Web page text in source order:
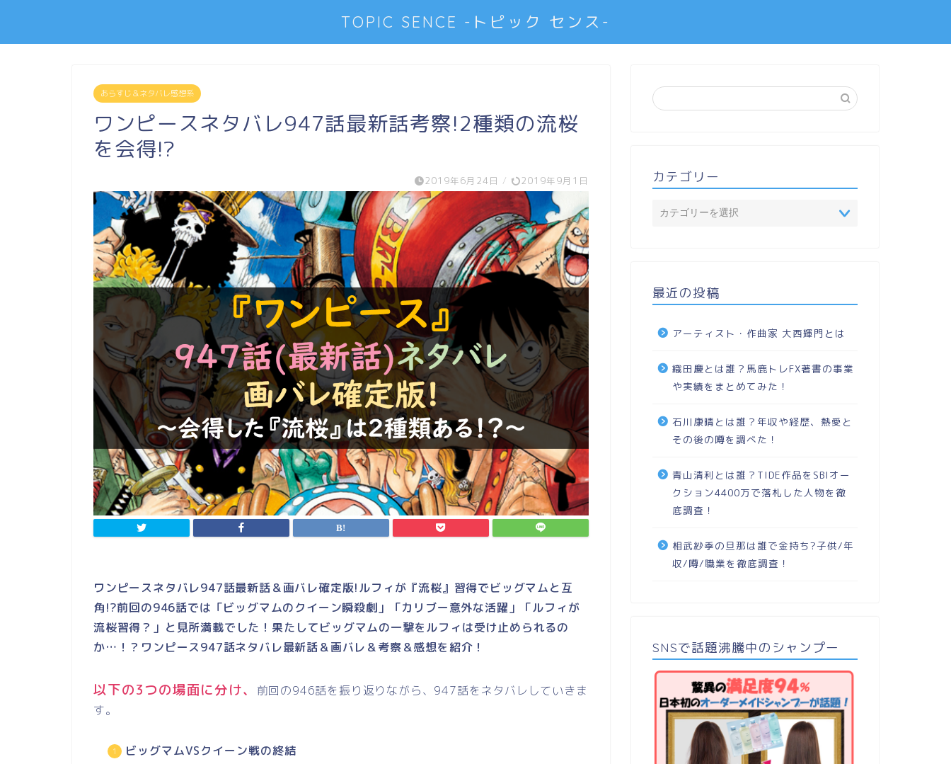
TOPIC SENCE -トピック センス-
あらすじ＆ネタバレ感想系
ワンピースネタバレ947話最新話考察!2種類の流桜
を会得!?
2019年6月24日 / 2019年9月1日
ワンピースネタバレ947話最新話＆画バレ確定版!ルフィが『流桜』習得でビッグマムと互
角!?前回の946話では「ビッグマムのクイーン瞬殺劇」「カリブー意外な活躍」「ルフィが
流桜習得？」と見所満載でした！果たしてビッグマムの一撃をルフィは受け止められるの
か…！？ワンピース947話ネタバレ最新話＆画バレ＆考察＆感想を紹介！
以下の3つの場面に分け、
前回の946話を振り返りながら、947話をネタバレしていきま
す。
ビッグマムVSクイーン戦の終結
カテゴリー
最近の投稿
アーティスト・作曲家 大西輝門とは
織田慶とは誰？馬鹿トレFX著書の事業
や実績をまとめてみた！
石川康晴とは誰？年収や経歴、熱愛と
その後の噂を調べた！
青山清利とは誰？TIDE作品をSBIオー
クション4400万で落札した人物を徹
底調査！
相武紗季の旦那は誰で金持ち?子供/年
収/噂/職業を徹底調査！
SNSで話題沸騰中のシャンプー